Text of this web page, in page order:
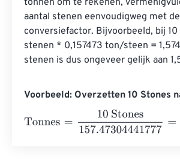
tonnen om te rekenen,
aantal stenen eenvoudigweg met de
conversiefactor. Bijvoorbeeld, bij 10
stenen * 0,157473 ton/steen =
stenen is dus ongeveer gelijk aan
Voorbeeld: Overzetten 10 Stones
Tonnes
10 Stones157.47304441777